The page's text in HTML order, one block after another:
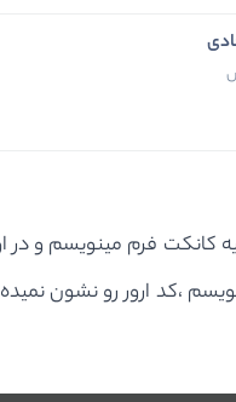
کانکت فرم مینویسم و در
،کد ارور رو نشون نمیده